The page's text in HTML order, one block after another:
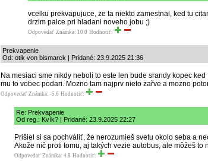
vcelku prekvapujuce, ze ta niekto zamestnal, ked tu
drzim palce pri hladani noveho jobu ;)
Odpovedať Známka: 10.0 Hodnotiť:
Prekvapenie
Od: otik von bismarck | Pridané: 23.9.2025 21:36
Na mesiaci sme nikdy neboli to este len bude srandy kopec
mu to vobec podari. Mozno tam najprv nieto zařve a mozno
Odpovedať Známka: -5.6 Hodnotiť:
Re: Prekvapenie
Od reg.: Kvík? | Pridané: 23.9.2025 22:27
Prišiel si sa pochváliť, že nerozumieš svetu okolo seba a
Akože nič proti tomu, aj takých vezie autobus, ale môžeš to
Odpovedať Známka: 4.8 Hodnotiť: